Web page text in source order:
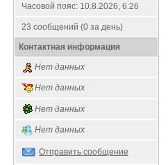
Часовой пояс: 10.8.2026, 6:26
23 сообщений (0 за день)
Контактная информация
Нет данных
Нет данных
Нет данных
Нет данных
Отправить сообщение